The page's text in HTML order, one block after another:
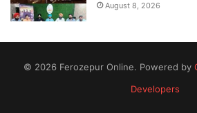
August 8, 2026
© 2026 Ferozepur Online. Powered by
Developers